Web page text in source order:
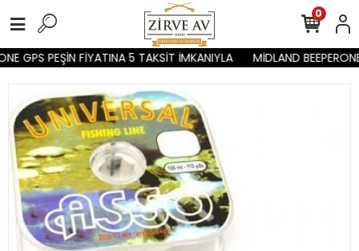
GPS PEŞİN FİYATINA 5 TAKSİT İMKANIYLA MİDLAND
0